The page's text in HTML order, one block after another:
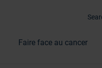
Faire face au cancer